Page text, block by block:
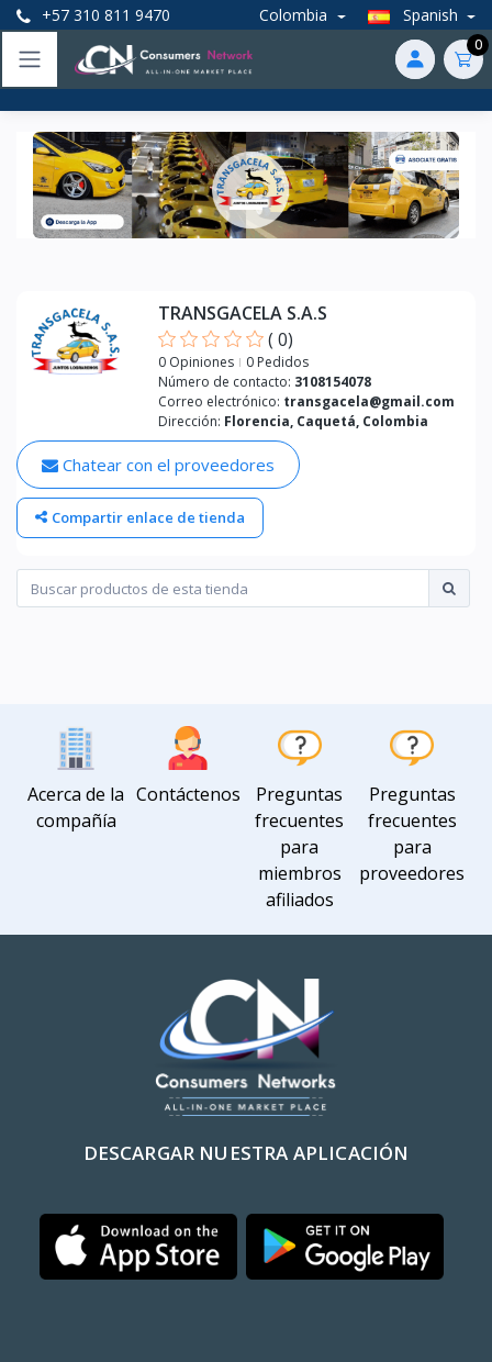
+57 310 811 9470 Colombia Spanish
0
Anterior
TRANSGACELA S.A.S
( 0)
0 Opiniones
0 Pedidos
Número de contacto: 3108154078
Correo electrónico: transgacela@gmail.com
Dirección: Florencia, Caquetá, Colombia
Chatear con el proveedores
Compartir enlace de tienda
Acerca de la
compañía
Contáctenos
Preguntas
frecuentes
para
miembros
afiliados
Preguntas
frecuentes
para
proveedores
DESCARGAR NUESTRA APLICACIÓN